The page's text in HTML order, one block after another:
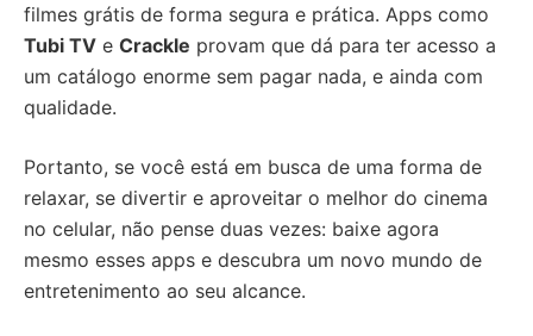
filmes grátis de forma segura e prática. Apps como
Tubi TV e Crackle provam que dá para ter acesso a
um catálogo enorme sem pagar nada, e ainda com
qualidade.
Portanto, se você está em busca de uma forma de
relaxar, se divertir e aproveitar o melhor do cinema
no celular, não pense duas vezes: baixe agora
mesmo esses apps e descubra um novo mundo de
entretenimento ao seu alcance.